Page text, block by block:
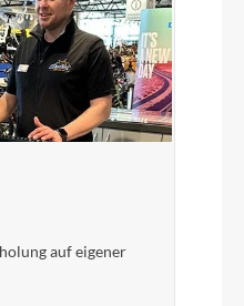
matt
Clip
auf eigener